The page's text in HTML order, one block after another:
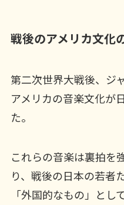
戦後のアメリカ文化
第二次世界大戦後、ジ
アメリカの音楽文化が
た。
これらの音楽は裏拍を
り、戦後の日本の若者
「外国的なもの」とし